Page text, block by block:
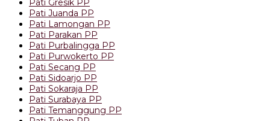
Pati Gresik PP
Pati Juanda PP
Pati Lamongan PP
Pati Parakan PP
Pati Purbalingga PP
Pati Purwokerto PP
Pati Secang PP
Pati Sidoarjo PP
Pati Sokaraja PP
Pati Surabaya PP
Pati Temanggung PP